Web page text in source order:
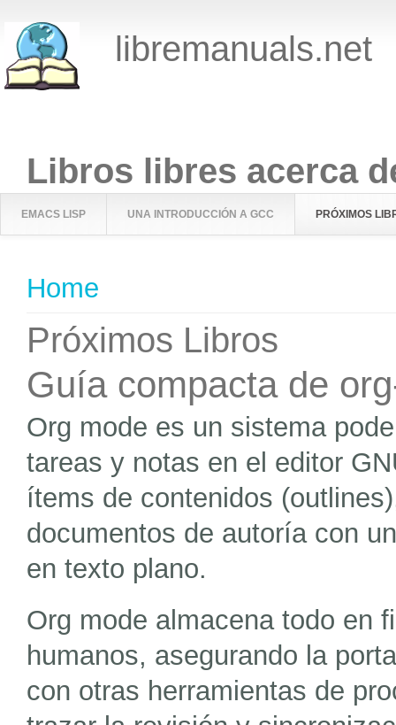
libremanuals.net
Libros libres acerca
EMACS LISP UNA INTRODUCCIÓN A GCC PRÓXIMOS
Home
Próximos Libros
Guía compacta de
Org mode es un sistema
tareas y notas en el editor
ítems de contenidos
documentos de autoría con
en texto plano.
Org mode almacena todo en
humanos, asegurando la
con otras herramientas de